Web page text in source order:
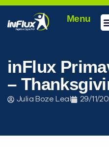
Menu
inFlux
–
Julia Boze Leal 29/11/